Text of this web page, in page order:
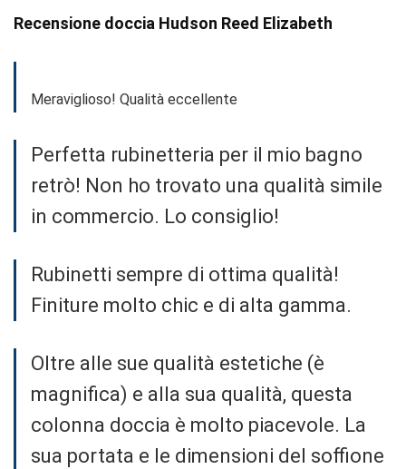
Recensione doccia Hudson Reed Elizabeth
Meraviglioso! Qualità eccellente
Perfetta rubinetteria per il mio bagno
retrò! Non ho trovato una qualità simile
in commercio. Lo consiglio!
Rubinetti sempre di ottima qualità!
Finiture molto chic e di alta gamma.
Oltre alle sue qualità estetiche (è
magnifica) e alla sua qualità, questa
colonna doccia è molto piacevole. La
sua portata e le dimensioni del soffione